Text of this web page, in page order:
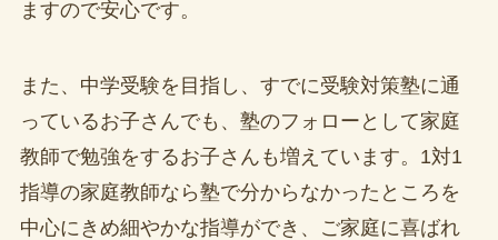
ますので安心です。
また、中学受験を目指し、すでに受験対策塾に通
っているお子さんでも、塾のフォローとして家庭
教師で勉強をするお子さんも増えています。1対1
指導の家庭教師なら塾で分からなかったところを
中心にきめ細やかな指導ができ、ご家庭に喜ばれ